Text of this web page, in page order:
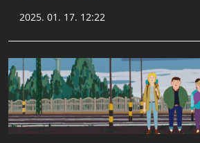
2025. 01. 17. 12:22